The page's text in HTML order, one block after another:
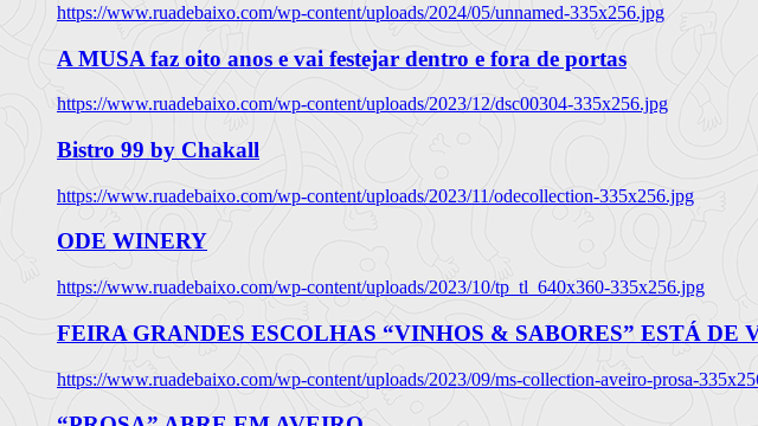
https://www.ruadebaixo.com/wp-content/uploads/2024/05/unnamed-335x256.jpg
A MUSA faz oito anos e vai festejar dentro e fora de portas
https://www.ruadebaixo.com/wp-content/uploads/2023/12/dsc00304-335x256.jpg
Bistro 99 by Chakall
https://www.ruadebaixo.com/wp-content/uploads/2023/11/odecollection-335x256.jpg
ODE WINERY
https://www.ruadebaixo.com/wp-content/uploads/2023/10/tp_tl_640x360-335x256.jpg
FEIRA GRANDES ESCOLHAS “VINHOS & SABORES” ESTÁ DE
https://www.ruadebaixo.com/wp-content/uploads/2023/09/ms-collection-aveiro-prosa-